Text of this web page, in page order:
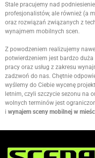
Stale pracujemy nad
profesjonalistów, ale również (a
oraz rozwiązań związanych z
wynajmem mobilnych scen.
Z powodzeniem realizujemy
potwierdzeniem jest bardzo
pracy oraz usług z zakresu
zadzwoń do nas. Chętnie
wyślemy do Ciebie wycenę
letnim, czyli szczycie sezonu na
wolnych terminów jest
i wynajem sceny mobilnej w